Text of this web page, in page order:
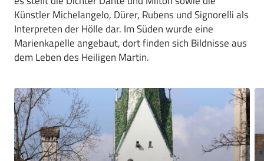
Künstler Michelangelo, Dürer, Rubens und Signorelli als
Interpreten der Hölle dar. Im Süden wurde eine
Marienkapelle angebaut, dort finden sich Bildnisse aus
dem Leben des Heiligen Martin.